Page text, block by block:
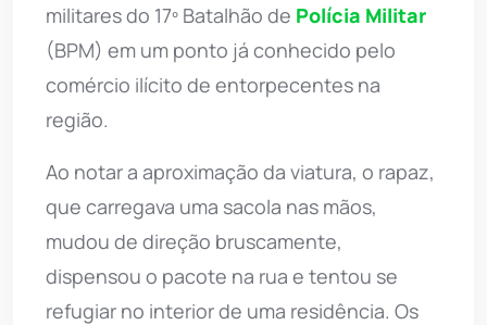
militares do 17º Batalhão de Polícia Militar
(BPM) em um ponto já conhecido pelo
comércio ilícito de entorpecentes na
região.
Ao notar a aproximação da viatura, o rapaz,
que carregava uma sacola nas mãos,
mudou de direção bruscamente,
dispensou o pacote na rua e tentou se
refugiar no interior de uma residência. Os